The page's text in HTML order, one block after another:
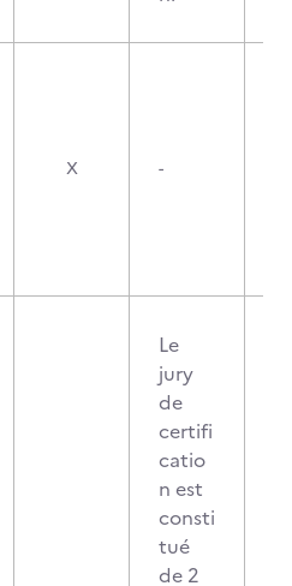
X -
Le
jury
de
certifi
catio
n est
consti
tué
de 2